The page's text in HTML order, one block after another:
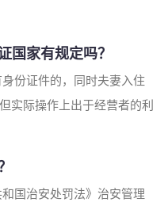
国家有规定吗？
份证件的，同时夫妻入住
实际操作上出于经营者的利
国治安处罚法》治安管理